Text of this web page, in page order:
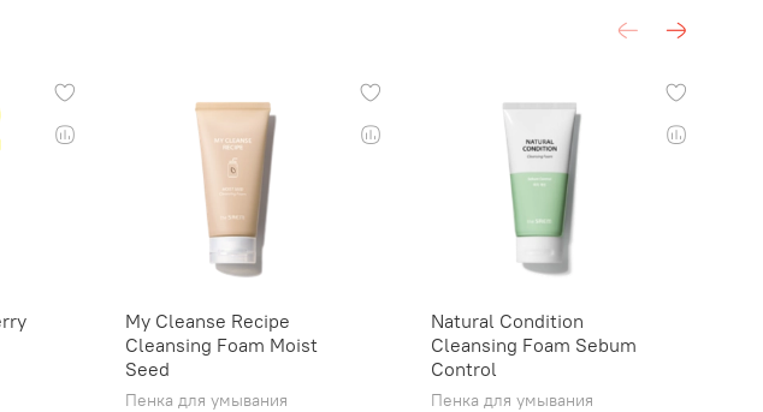
My Cleanse Recipe
Cleansing Foam Moist
Seed
Пенка для умывания
Natural Condition
Cleansing Foam Sebum
Control
Пенка для умывания